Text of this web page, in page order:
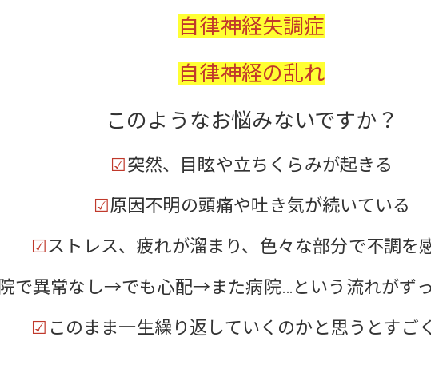
自律神経失調症
自律神経の乱れ
このようなお悩みないですか？
☑ 突然、目眩や立ちくらみが起きる
☑原因不明の頭痛や吐き気が続いている
☑ ストレス、疲れが溜まり、色々な部分で不調を
で異常なし→でも心配→また病院…という流れがず
☑ このまま一生繰り返していくのかと思うとすご
お問い合わせはこちら